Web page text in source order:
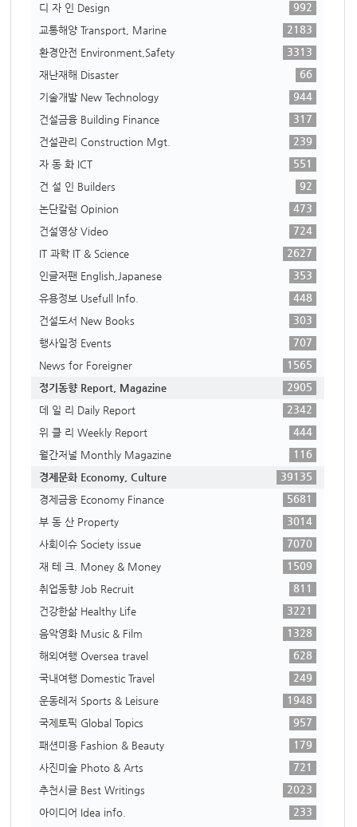
디 자 인 Design
992
교통해양 Transport, Marine
2183
환경안전 Environment,Safety
3313
재난재해 Disaster
66
기술개발 New Technology
944
건설금융 Building Finance
317
건설관리 Construction Mgt.
239
자 동 화 ICT
551
건 설 인 Builders
92
논단칼럼 Opinion
473
건설영상 Video
724
IT 과학 IT & Science
2627
인글저팬 English,Japanese
353
유용정보 Usefull Info.
448
건설도서 New Books
303
행사일정 Events
707
News for Foreigner
1565
정기동향 Report, Magazine
2905
데 일 리 Daily Report
2342
위 클 리 Weekly Report
444
월간저널 Monthly Magazine
116
경제문화 Economy, Culture
39135
경제금융 Economy Finance
5681
부 동 산 Property
3014
사회이슈 Society issue
7070
재 테 크. Money & Money
1509
취업동향 Job Recruit
811
건강한삶 Healthy Life
3221
음악영화 Music & Film
1328
해외여행 Oversea travel
628
국내여행 Domestic Travel
249
운동레저 Sports & Leisure
1948
국제토픽 Global Topics
957
패션미용 Fashion & Beauty
179
사진미술 Photo & Arts
721
추천시글 Best Writings
2023
아이디어 Idea info.
233